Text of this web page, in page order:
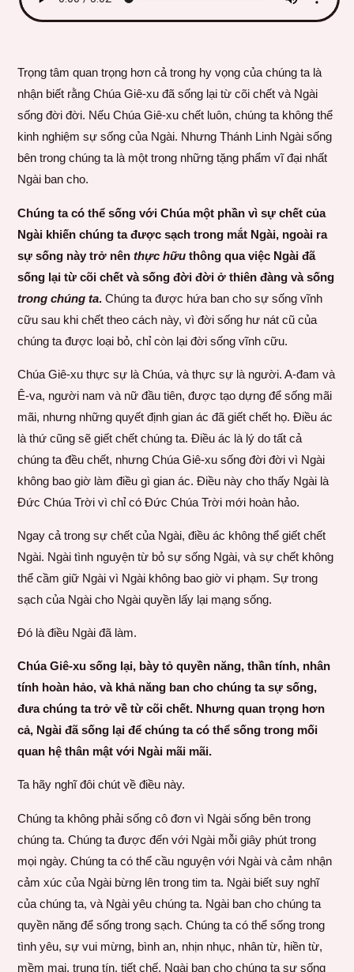
Trọng tâm quan trọng hơn cả trong hy vọng của chúng ta là
nhận biết rằng Chúa Giê-xu đã sống lại từ cõi chết và Ngài
sống đời đời. Nếu Chúa Giê-xu chết luôn, chúng ta không thể
kinh nghiệm sự sống của Ngài. Nhưng Thánh Linh Ngài sống
bên trong chúng ta là một trong những tặng phẩm vĩ đại nhất
Ngài ban cho.
Chúng ta có thể sống với Chúa một phần vì sự chết của
Ngài khiến chúng ta được sạch trong mắt Ngài, ngoài ra
sự sống này trở nênthực hữu thông qua việc Ngài đã
sống lại từ cõi chết và sống đời đời ở thiên đàng và sống
trong chúng ta. Chúng ta được hứa ban cho sự sống vĩnh
cữu sau khi chết theo cách này, vì đời sống hư nát cũ của
chúng ta được loại bỏ, chỉ còn lại đời sống vĩnh cữu.
Chúa Giê-xu thực sự là Chúa, và thực sự là người. A-đam và
Ê-va, người nam và nữ đầu tiên, được tạo dựng để sống mãi
mãi, nhưng những quyết định gian ác đã giết chết họ. Điều ác
là thứ cũng sẽ giết chết chúng ta. Điều ác là lý do tất cả
chúng ta đều chết, nhưng Chúa Giê-xu sống đời đời vì Ngài
không bao giờ làm điều gì gian ác. Điều này cho thấy Ngài là
Đức Chúa Trời vì chỉ có Đức Chúa Trời mới hoàn hảo.
Ngay cả trong sự chết của Ngài, điều ác không thể giết chết
Ngài. Ngài tình nguyện từ bỏ sự sống Ngài, và sự chết không
thể cầm giữ Ngài vì Ngài không bao giờ vi phạm. Sự trong
sạch của Ngài cho Ngài quyền lấy lại mạng sống.
Đó là điều Ngài đã làm.
Chúa Giê-xu sống lại, bày tỏ quyền năng, thần tính, nhân
tính hoàn hảo, và khả năng ban cho chúng ta sự sống,
đưa chúng ta trở về từ cõi chết. Nhưng quan trọng hơn
cả, Ngài đã sống lại để chúng ta có thể sống trong mối
quan hệ thân mật với Ngài mãi mãi.
Ta hãy nghĩ đôi chút về điều này.
Chúng ta không phải sống cô đơn vì Ngài sống bên trong
chúng ta. Chúng ta được đến với Ngài mỗi giây phút trong
mọi ngày. Chúng ta có thể cầu nguyện với Ngài và cảm nhận
cảm xúc của Ngài bừng lên trong tim ta. Ngài biết suy nghĩ
của chúng ta, và Ngài yêu chúng ta. Ngài ban cho chúng ta
quyền năng để sống trong sạch. Chúng ta có thể sống trong
tình yêu, sự vui mừng, bình an, nhịn nhục, nhân từ, hiền từ,
mềm mại, trung tín, tiết chế. Ngài ban cho chúng ta sự sống